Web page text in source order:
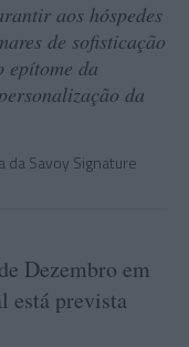
aos hóspedes
de sofisticação
epítome da
da
da Savoy Signature
Dezembro em
está prevista